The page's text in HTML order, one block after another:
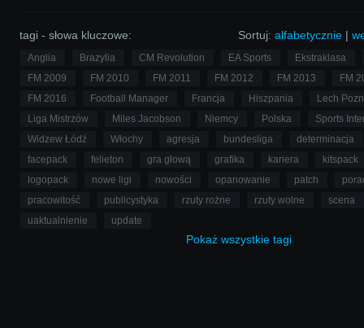
Sortuj: alfabetycznie |
tagi - słowa kluczowe:
Anglia Brazylia CM Revolution EA Sports
Ekstraklasa
FM 2009
FM 2010 FM 2011 FM 2012 FM 2013
FM
FM 2016
Football Manager Francja Hiszpania
Lech
Liga Mistrzów
Miles Jacobson Niemcy Polska
Sports
Widzew Łódź
Włochy agresja bundesliga
determinacja
facepack
felieton gra głową grafika kariera
kitspack
logopack
nowe ligi nowości opanowanie patch
pracowitość
publicystyka rzuty rożne rzuty wolne
scena
uaktualnienie
update
Pokaż wszystkie tagi